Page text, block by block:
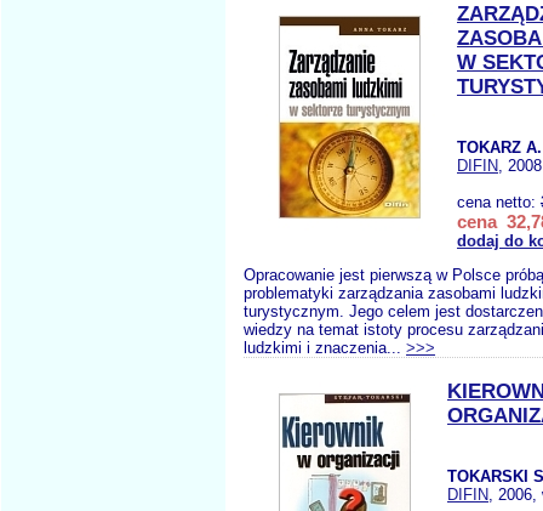
W
TOKARZ A.
DIFIN,
cena netto:
cena
dodaj do
Opracowanie jest pierwszą w Polsce
problematyki zarządzania zasobami
turystycznym. Jego celem jest
wiedzy na temat istoty procesu
ludzkimi i znaczenia... >>>
TOKARSKI
DIFIN, 2006,